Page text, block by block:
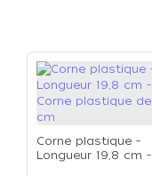
Corne plastique -
Longueur 19,8 cm -